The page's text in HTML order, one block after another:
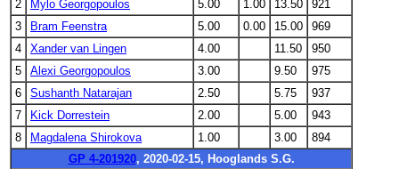
2
Mylo Georgopoulos 5.00 1.00 13.50
921
3
Bram Feenstra 5.00 0.00 15.00
969
4
Xander van Lingen 4.00 11.50
950
5
Alexi Georgopoulos 3.00 9.50
975
6
Sushanth Natarajan 2.50 5.75
937
7
Kick Dorrestein 2.00 5.00
943
8
Magdalena Shirokova 1.00 3.00
894
GP 4-201920, 2020-02-15, Hooglands S.G.